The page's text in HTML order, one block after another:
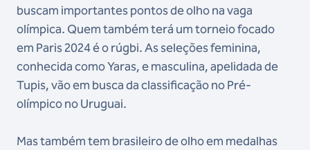
buscam importantes pontos de olho na vaga
olímpica. Quem também terá um torneio focado
em Paris 2024 é o rúgbi. As seleções feminina,
conhecida como Yaras, e masculina, apelidada de
Tupis, vão em busca da classificação no Pré-
olímpico no Uruguai.
Mas também tem brasileiro de olho em medalhas